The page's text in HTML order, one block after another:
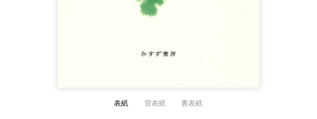
表紙 背表紙 裏表紙